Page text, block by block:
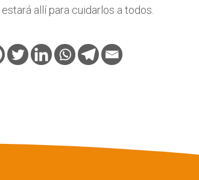
allí para cuidarlos a todos.